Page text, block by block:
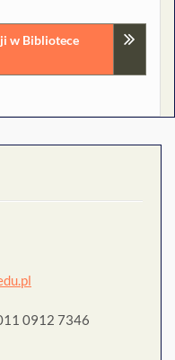
w Bibliotece
0912 7346